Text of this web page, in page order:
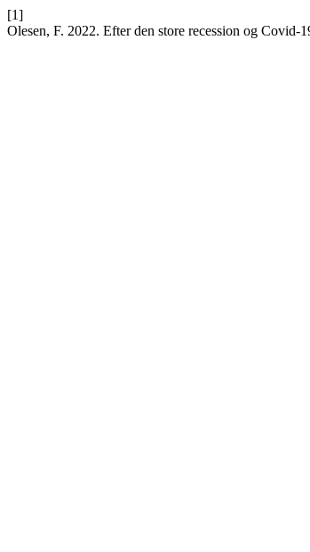
[1]
Olesen, F. 2022. Efter den store recession og